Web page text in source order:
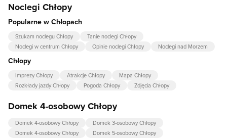
Noclegi Chłopy
Popularne w Chłopach
Szukam noclegu Chłopy
Tanie noclegi Chłopy
Noclegi w centrum Chłopy
Opinie noclegi Chłopy Noclegi nad Morzem
Chłopy
Imprezy Chłopy Atrakcje Chłopy
Mapa Chłopy
Rozkłady jazdy Chłopy
Pogoda Chłopy Zdjęcia Chłopy
Domek 4-osobowy Chłopy
Domek 4-osobowy Chłopy
Domek 3-osobowy Chłopy
Domek 4-osobowy Chłopy
Domek 5-osobowy Chłopy